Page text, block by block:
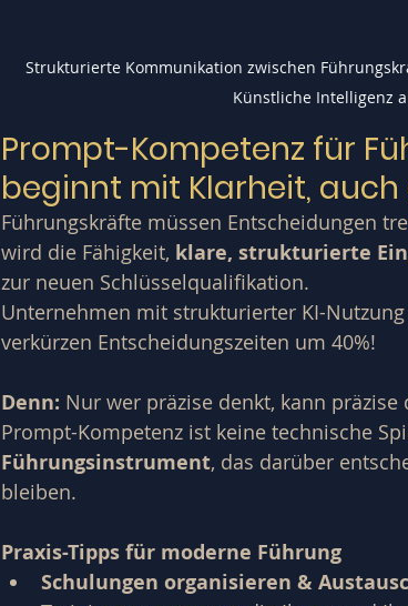
Strukturierte Kommunikation zwischen
Künstliche Intelligenz
Prompt-Kompetenz für
beginnt mit Klarheit, auch
Führungskräfte müssen Entscheidungen
wird die Fähigkeit, klare, strukturierte
zur neuen Schlüsselqualifikation.
Unternehmen mit strukturierter KI-
verkürzen Entscheidungszeiten um 40%!
Denn: Nur wer präzise denkt, kann
Prompt-Kompetenz ist keine technische
Führungsinstrument, das darüber
bleiben.
Praxis-Tipps für moderne Führung
Schulungen organisieren &